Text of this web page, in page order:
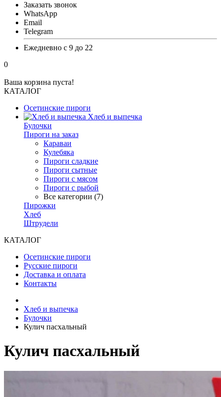
Заказать звонок
WhatsApp
Email
Telegram
Ежедневно с 9 до 22
0
Ваша корзина пуста!
КАТАЛОГ
Осетинские пироги
Хлеб и выпечка
Булочки
Пироги на заказ
Караваи
Кулебяка
Пироги сладкие
Пироги сытные
Пироги с мясом
Пироги с рыбой
Все категории (7)
Пирожки
Хлеб
Штрудели
КАТАЛОГ
Осетинские пироги
Русские пироги
Доставка и оплата
Контакты
Хлеб и выпечка
Булочки
Кулич пасхальный
Кулич пасхальный